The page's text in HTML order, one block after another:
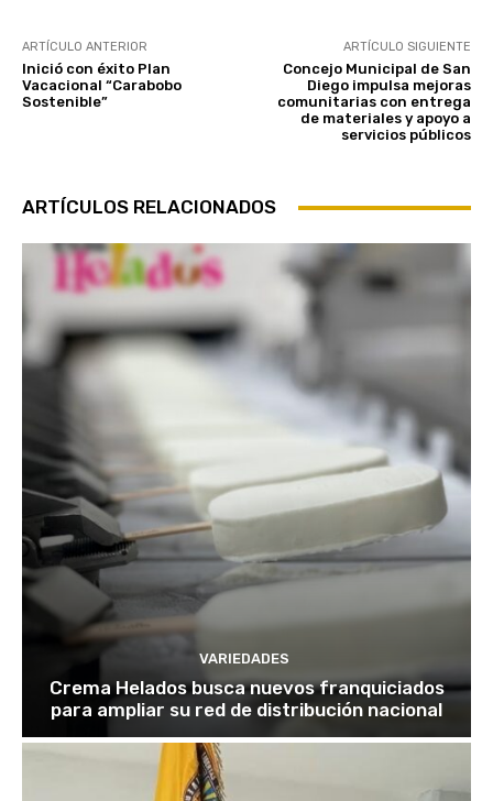
ARTÍCULO ANTERIOR
Inició con éxito Plan
Vacacional “Carabobo
Sostenible”
ARTÍCULO SIGUIENTE
Concejo Municipal de San
Diego impulsa mejoras
comunitarias con entrega
de materiales y apoyo a
servicios públicos
ARTÍCULOS RELACIONADOS
VARIEDADES
Crema Helados busca nuevos franquiciados
para ampliar su red de distribución nacional